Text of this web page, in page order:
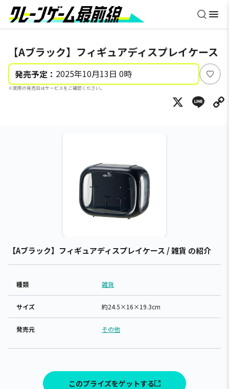
【Aブラック】フィギュアディスプレイケース
発売予定： 2025年10月13日 0時
※実際の発売日はサービスをご確認ください。
い
ね
X
【Aブラック】フィギュアディスプレイケース / 雑貨 の紹介
種類 雑貨
サイズ 約24.5×16×19.3cm
発売元 その他
このプライズをゲットする